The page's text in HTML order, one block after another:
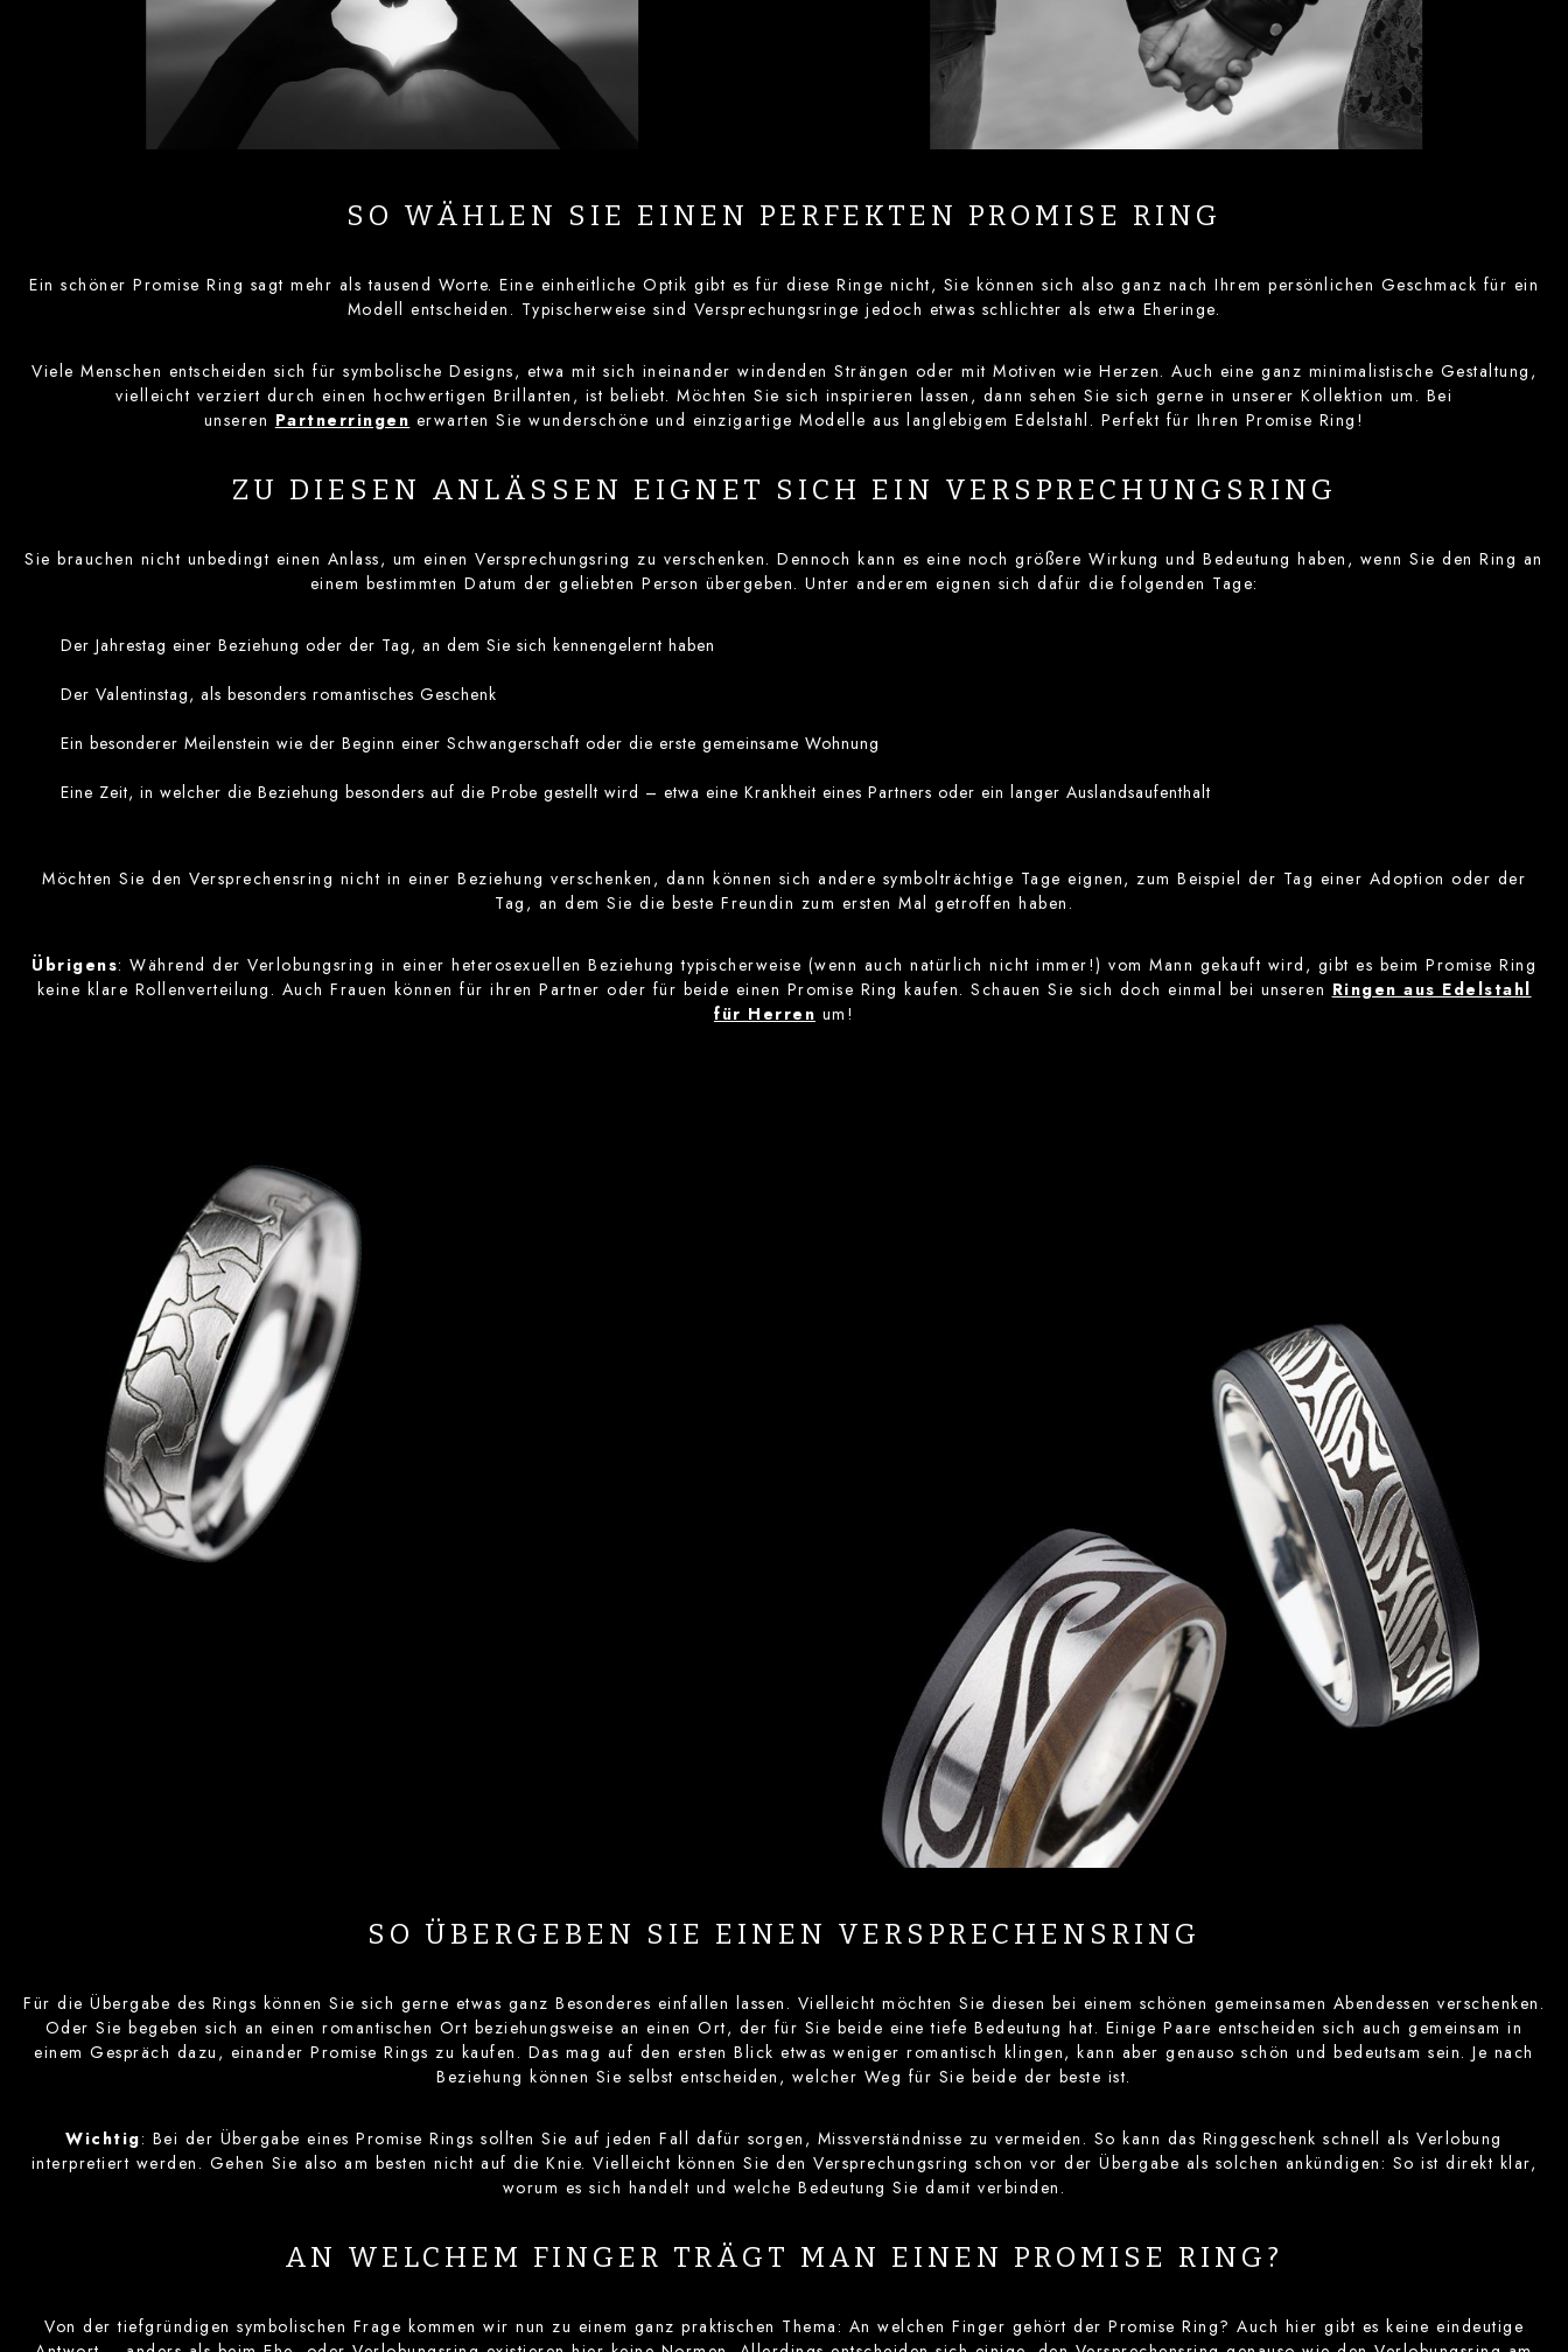
SO WÄHLEN SIE EINEN PERFEKTEN PROMISE RING
Ein schöner Promise Ring sagt mehr als tausend Worte. Eine einheitliche Optik gibt es für diese Ringe nicht, Sie können sich also ganz nach Ihrem persönlichen Geschmack für ein
Modell entscheiden. Typischerweise sind Versprechungsringe jedoch etwas schlichter als etwa Eheringe.
Viele Menschen entscheiden sich für symbolische Designs, etwa mit sich ineinander windenden Strängen oder mit Motiven wie Herzen. Auch eine ganz minimalistische Gestaltung,
vielleicht verziert durch einen hochwertigen Brillanten, ist beliebt. Möchten Sie sich inspirieren lassen, dann sehen Sie sich gerne in unserer Kollektion um. Bei
unseren Partnerringen erwarten Sie wunderschöne und einzigartige Modelle aus langlebigem Edelstahl. Perfekt für Ihren Promise Ring!
ZU DIESEN ANLÄSSEN EIGNET SICH EIN VERSPRECHUNGSRING
Sie brauchen nicht unbedingt einen Anlass, um einen Versprechungsring zu verschenken. Dennoch kann es eine noch größere Wirkung und Bedeutung haben, wenn Sie den Ring an
einem bestimmten Datum der geliebten Person übergeben. Unter anderem eignen sich dafür die folgenden Tage:
Der Jahrestag einer Beziehung oder der Tag, an dem Sie sich kennengelernt haben
Der Valentinstag, als besonders romantisches Geschenk
Ein besonderer Meilenstein wie der Beginn einer Schwangerschaft oder die erste gemeinsame Wohnung
Eine Zeit, in welcher die Beziehung besonders auf die Probe gestellt wird – etwa eine Krankheit eines Partners oder ein langer Auslandsaufenthalt
Möchten Sie den Versprechensring nicht in einer Beziehung verschenken, dann können sich andere symbolträchtige Tage eignen, zum Beispiel der Tag einer Adoption oder der
Tag, an dem Sie die beste Freundin zum ersten Mal getroffen haben.
Übrigens: Während der Verlobungsring in einer heterosexuellen Beziehung typischerweise (wenn auch natürlich nicht immer!) vom Mann gekauft wird, gibt es beim Promise Ring
keine klare Rollenverteilung. Auch Frauen können für ihren Partner oder für beide einen Promise Ring kaufen. Schauen Sie sich doch einmal bei unseren Ringen aus Edelstahl
für Herren um!
SO ÜBERGEBEN SIE EINEN VERSPRECHENSRING
Für die Übergabe des Rings können Sie sich gerne etwas ganz Besonderes einfallen lassen. Vielleicht möchten Sie diesen bei einem schönen gemeinsamen Abendessen verschenken.
Oder Sie begeben sich an einen romantischen Ort beziehungsweise an einen Ort, der für Sie beide eine tiefe Bedeutung hat. Einige Paare entscheiden sich auch gemeinsam in
einem Gespräch dazu, einander Promise Rings zu kaufen. Das mag auf den ersten Blick etwas weniger romantisch klingen, kann aber genauso schön und bedeutsam sein. Je nach
Beziehung können Sie selbst entscheiden, welcher Weg für Sie beide der beste ist.
Wichtig: Bei der Übergabe eines Promise Rings sollten Sie auf jeden Fall dafür sorgen, Missverständnisse zu vermeiden. So kann das Ringgeschenk schnell als Verlobung
interpretiert werden. Gehen Sie also am besten nicht auf die Knie. Vielleicht können Sie den Versprechungsring schon vor der Übergabe als solchen ankündigen: So ist direkt klar,
worum es sich handelt und welche Bedeutung Sie damit verbinden.
AN WELCHEM FINGER TRÄGT MAN EINEN PROMISE RING?
Von der tiefgründigen symbolischen Frage kommen wir nun zu einem ganz praktischen Thema: An welchen Finger gehört der Promise Ring? Auch hier gibt es keine eindeutige